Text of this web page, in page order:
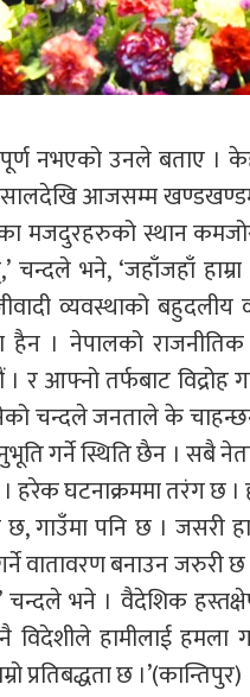
नभएको उनले बताए
सालदेखि आजसम्म
मजदुरहरुको स्थान
चन्दले भने, ‘जहाँजहाँ
व्यवस्थाको
। नेपालको
तर्फबाट विद्रोह
चन्दले जनताले के
गर्ने स्थिति छैन । सबै
घटनाक्रममा तरंग छ ।
गाउँमा पनि छ । जसरी
वातावरण बनाउन जरुरी
चन्दले भने । वैदेशिक
हामीलाई हमला
प्रतिबद्धता छ ।’(कान्तिपुर)